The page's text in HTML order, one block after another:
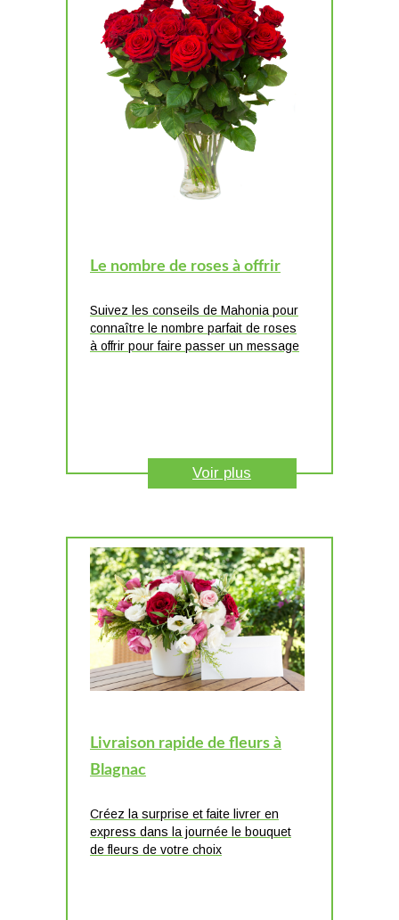
Le nombre de roses à offrir
Suivez les conseils de Mahonia pour
connaître le nombre parfait de roses
à offrir pour faire passer un message
Voir plus
Livraison rapide de fleurs à
Blagnac
Créez la surprise et faite livrer en
express dans la journée le bouquet
de fleurs de votre choix